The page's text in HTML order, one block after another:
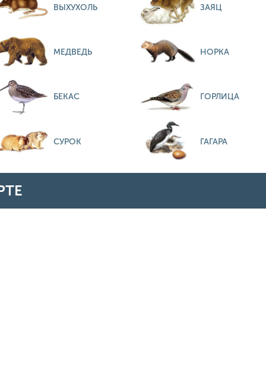
ВЫХУХОЛЬ ЗАЯЦ
МЕДВЕДЬ НОРКА
БЕКАС ГОРЛИЦА
СУРОК ГАГАРА